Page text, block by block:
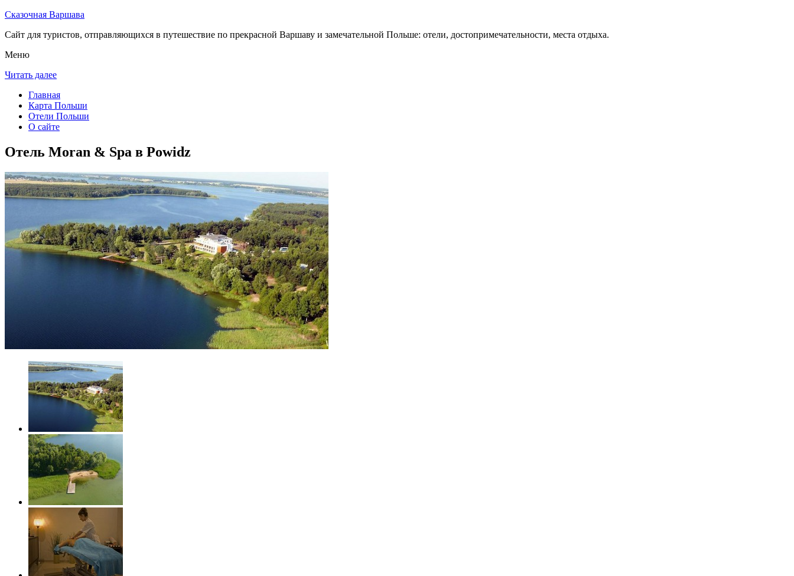
Сказочная Варшава
Сайт для туристов, отправляющихся в путешествие по прекрасной Варшаву и замечательной Польше: отели, достопримечательности, места отдыха.
Меню
Читать далее
Главная
Карта Польши
Отели Польши
О сайте
Отель Moran & Spa в Powidz